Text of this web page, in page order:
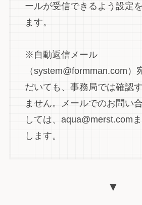
ールが受信できるよう設定
ます。
※自動返信メール
（system@formman.com）
だいても、事務局では確認
ません。メールでのお問い
しては、aqua@merst.com
します。
▼